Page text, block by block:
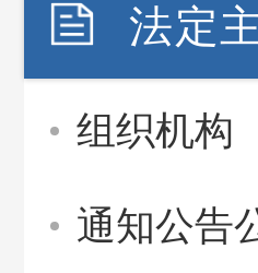
法定
组织机构
通知公告